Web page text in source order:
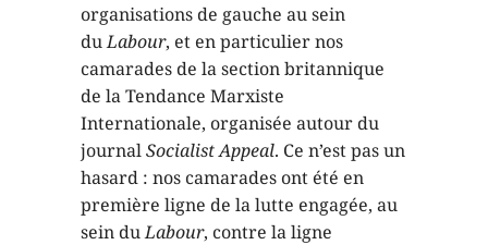
organisations de gauche au sein
duLabour, et en particulier nos
camarades de la section britannique
de la Tendance Marxiste
Internationale, organisée autour du
journalSocialist Appeal. Ce n’est pas un
hasard : nos camarades ont été en
première ligne de la lutte engagée, au
sein duLabour, contre la ligne